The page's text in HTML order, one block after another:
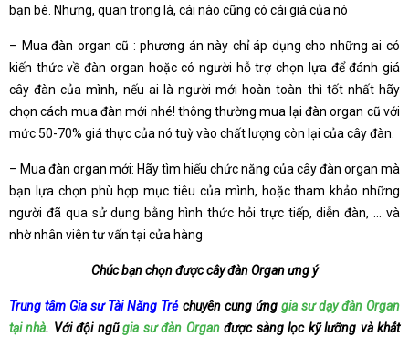
bạn bè. Nhưng, quan trọng là, cái nào cũng có cái giá của nó
– Mua đàn organ cũ : phương án này chỉ áp dụng cho những ai có
kiến thức về đàn organ hoặc có người hỗ trợ chọn lựa để đánh giá
cây đàn của mình, nếu ai là người mới hoàn toàn thì tốt nhất hãy
chọn cách mua đàn mới nhé! thông thường mua lại đàn organ cũ với
mức 50-70% giá thực của nó tuỳ vào chất lượng còn lại của cây đàn.
– Mua đàn organ mới: Hãy tìm hiểu chức năng của cây đàn organ mà
bạn lựa chọn phù hợp mục tiêu của mình, hoặc tham khảo những
người đã qua sử dụng bằng hình thức hỏi trực tiếp, diễn đàn, … và
nhờ nhân viên tư vấn tại cửa hàng
Chúc bạn chọn được cây đàn Organ ưng ý
Trung tâm Gia sư Tài Năng Trẻchuyên cung ứng gia sư dạy đàn Organ
tại nhà. Với đội ngũgia sư đàn Organđược sàng lọc kỹ lưỡng và khắt